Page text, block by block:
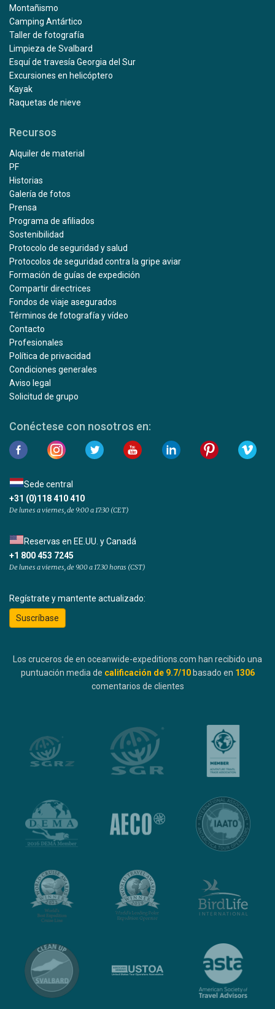
Montañismo
Camping Antártico
Taller de fotografía
Limpieza de Svalbard
Esquí de travesía Georgia del Sur
Excursiones en helicóptero
Kayak
Raquetas de nieve
Recursos
Alquiler de material
PF
Historias
Galería de fotos
Prensa
Programa de afiliados
Sostenibilidad
Protocolo de seguridad y salud
Protocolos de seguridad contra la gripe aviar
Formación de guías de expedición
Compartir directrices
Fondos de viaje asegurados
Términos de fotografía y vídeo
Contacto
Profesionales
Política de privacidad
Condiciones generales
Aviso legal
Solicitud de grupo
Conéctese con nosotros en:
Sede central
+31 (0)118 410 410
De lunes a viernes, de 9:00 a 17:30 (CET)
Reservas en EE.UU. y Canadá
+1 800 453 7245
De lunes a viernes, de 9.00 a 17.30 horas (CST)
Regístrate y mantente actualizado:
Suscríbase
Los cruceros de en oceanwide-expeditions.com han recibido una
puntuación media de calificación de 9.7/10 basado en 1306
comentarios de clientes